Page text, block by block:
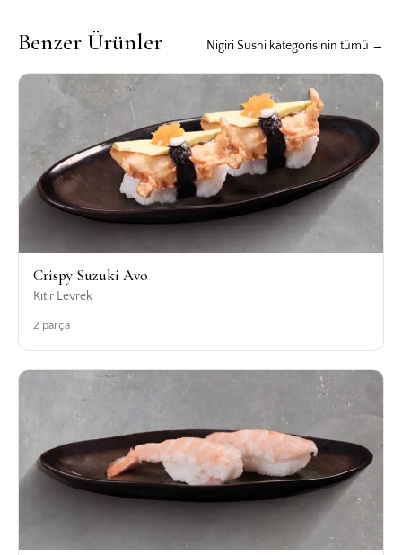
Benzer Ürünler Nigiri Sushi kategorisinin tümü →
Crispy Suzuki Avo
Kıtır Levrek
2 parça